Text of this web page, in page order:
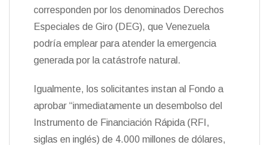
corresponden por los denominados Derechos
Especiales de Giro (DEG), que Venezuela
podría emplear para atender la emergencia
generada por la catástrofe natural.
Igualmente, los solicitantes instan al Fondo a
aprobar “inmediatamente un desembolso del
Instrumento de Financiación Rápida (RFI,
siglas en inglés) de 4.000 millones de dólares,